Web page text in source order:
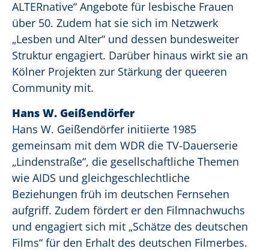
ALTERnative“ Angebote für lesbische Frauen
über 50. Zudem hat sie sich im Netzwerk
„Lesben und Alter“ und dessen bundesweiter
Struktur engagiert. Darüber hinaus wirkt sie an
Kölner Projekten zur Stärkung der queeren
Community mit.
Hans W. Geißendörfer
Hans W. Geißendörfer initiierte 1985
gemeinsam mit dem WDR die TV-Dauerserie
„Lindenstraße“, die gesellschaftliche Themen
wie AIDS und gleichgeschlechtliche
Beziehungen früh im deutschen Fernsehen
aufgriff. Zudem fördert er den Filmnachwuchs
und engagiert sich mit „Schätze des deutschen
Films“ für den Erhalt des deutschen Filmerbes.